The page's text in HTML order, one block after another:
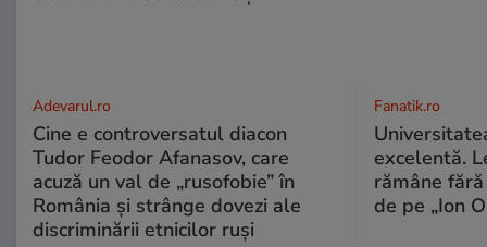
Adevarul.ro
Cine e controversatul diacon
Tudor Feodor Afanasov, care
acuză un val de „rusofobie” în
România și strânge dovezi ale
discriminării etnicilor ruși
Fanatik.ro
excelentă.
rămâne
de pe „Ion